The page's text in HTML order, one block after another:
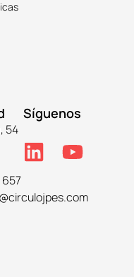
54
Síguenos